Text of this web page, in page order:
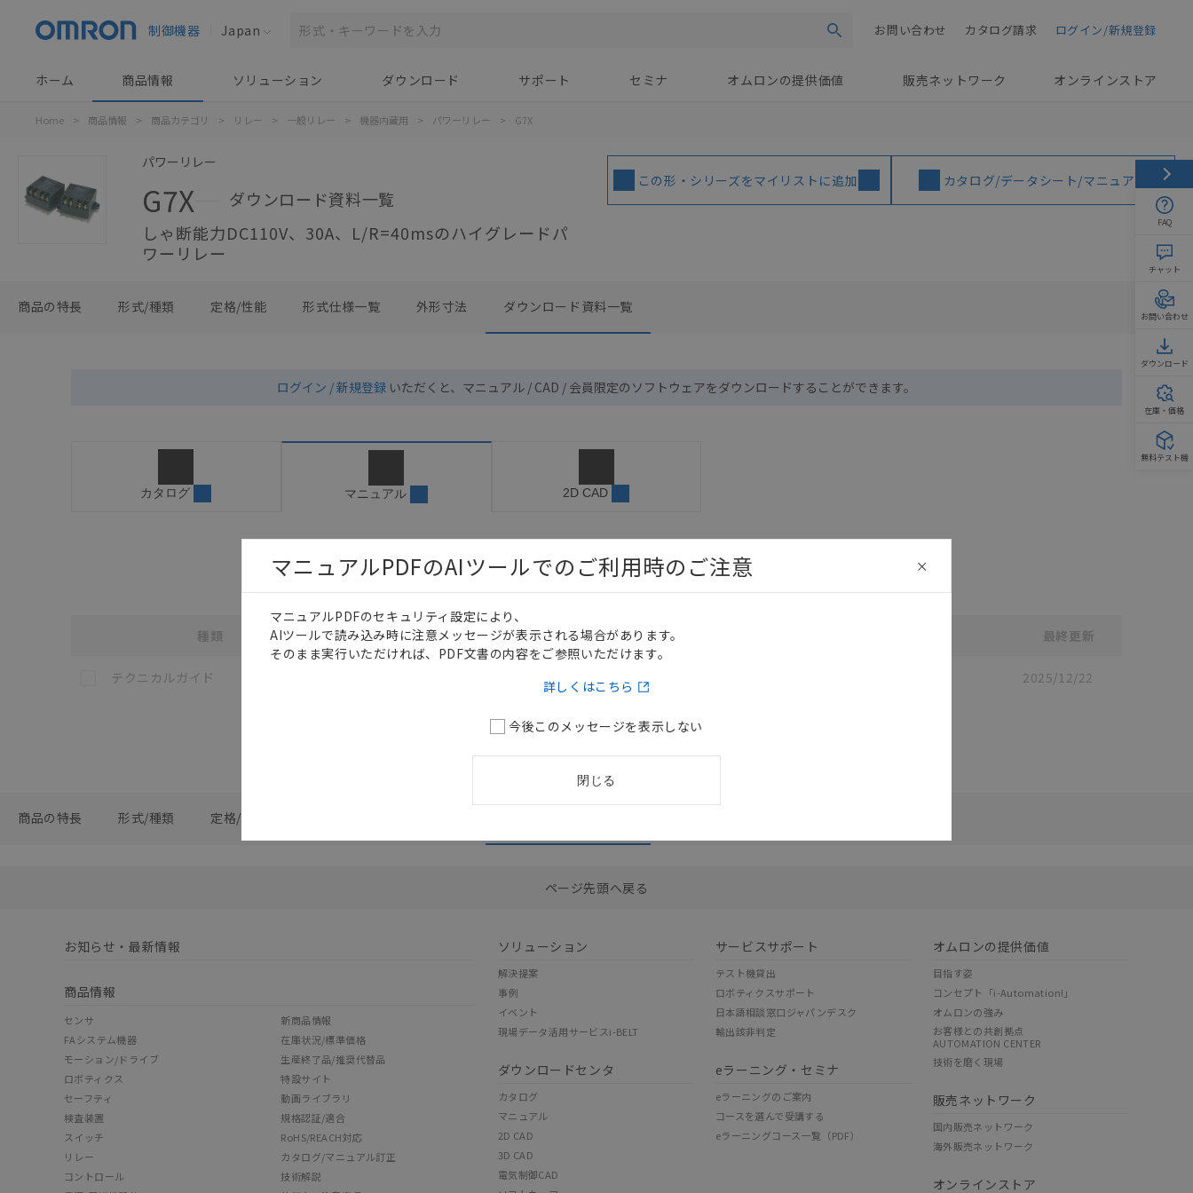
制御機器 Japan 検索 ログイン/新規登録
カタログ請求
お問い合わせ
ホーム 商品情報 ソリューション ダウンロード サポート セミナ オムロンの提供価値 販売ネットワーク オンラインストア
Home > 商品情報 > 商品カテゴリ > リレー > 一般リレー > 機器内蔵用 > パワーリレー > G7X
パワーリレー
G7X
ダウンロード資料一覧
しゃ断能力DC110V、30A、L/R=40msのハイグレードパ
ワーリレー
この形・シリーズをマイリストに追加 カタログ/データシート/マニュアル
商品の特長 形式/種類 定格/性能 形式仕様一覧 外形寸法 ダウンロード資料一覧
ログイン / 新規登録 いただくと、マニュアル / CAD / 会員限定のソフトウェアをダウンロードすることができます。
カタログ マニュアル 2D CAD
日本語 English
各種マニュアル・テクニカルガイド・取扱説明書のダウンロード資料一覧
種類 名称 / カタログ番号 最終更新
この資料を選択
テクニカルガイド リレーの不具合 原因と対策 The解決 [一般リレー編] テクニカルガイド 2025/12/22
商品の特長 形式/種類 定格/性能
ページ先頭へ戻る
お知らせ・最新情報
商品情報
センサ
FAシステム機器
モーション/ドライブ
ロボティクス
セーフティ
検査装置
スイッチ
リレー
コントロール
新商品情報
在庫状況/標準価格
生産終了品/推奨代替品
特設サイト
動画ライブラリ
規格認証/適合
RoHS/REACH対応
カタログ/マニュアル訂正
技術解説
ソリューション
解決提案
事例
イベント
現場データ活用サービスi-BELT
ダウンロードセンタ
カタログ
マニュアル
2D CAD
3D CAD
電気制御CAD
サービスサポート
テスト機貸出
ロボティクスサポート
日本語相談窓口ジャパンデスク
輸出該非判定
eラーニング・セミナ
eラーニングのご案内
コースを選んで受講する
eラーニングコース一覧（PDF）
オムロンの提供価値
目指す姿
コンセプト「i-Automation!」
オムロンの強み
お客様との共創拠点
AUTOMATION CENTER
技術を磨く現場
販売ネットワーク
国内販売ネットワーク
海外販売ネットワーク
オンラインストア
FAQ
チャット
お問い合わせ
ダウンロード
在庫・価格
無料テスト機
マニュアルPDFのAIツールでのご利用時のご注意
マニュアルPDFのセキュリティ設定により、
AIツールで読み込み時に注意メッセージが表示される場合があります。
そのまま実行いただければ、PDF文書の内容をご参照いただけます。
詳しくはこちら
今後このメッセージを表示しない
閉じる